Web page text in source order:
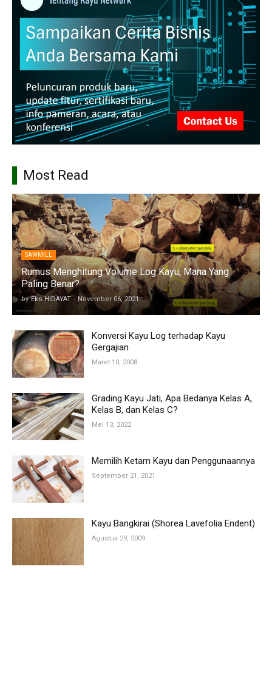
Most Read
SAWMILL
Rumus Menghitung Volume Log Kayu, Mana Yang
Paling Benar?
by Eko HIDAYAT - November 06, 2021
Konversi Kayu Log terhadap Kayu
Gergajian
Maret 10, 2008
Grading Kayu Jati, Apa Bedanya Kelas A,
Kelas B, dan Kelas C?
Mei 13, 2022
Memilih Ketam Kayu dan Penggunaannya
September 21, 2021
Kayu Bangkirai (Shorea Lavefolia Endent)
Agustus 29, 2009